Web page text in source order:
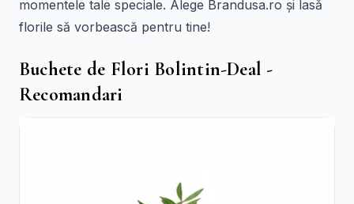
momentele tale speciale. Alege Brandusa.ro și lasă
florile să vorbească pentru tine!
Buchete de Flori Bolintin-Deal -
Recomandari